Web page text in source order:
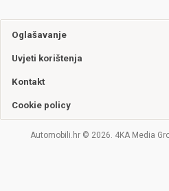
Oglašavanje
Uvjeti korištenja
Kontakt
Cookie policy
Automobili.hr © 2026. 4KA Media